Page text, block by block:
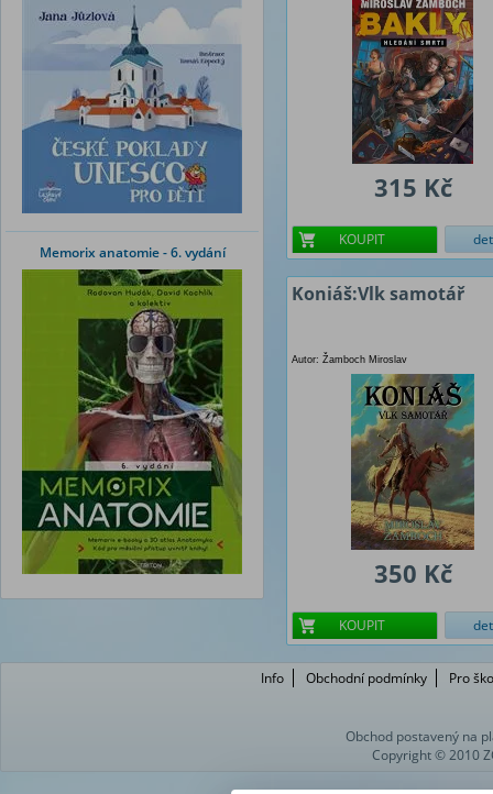
Memorix anatomie - 6. vydání
315 Kč
KOUPIT
Koniáš:Vlk samotář
Autor: Žamboch Miroslav
350 Kč
KOUPIT
Info Obchodní podmínky Pro
Obchod postavený na
Copyright © 2010